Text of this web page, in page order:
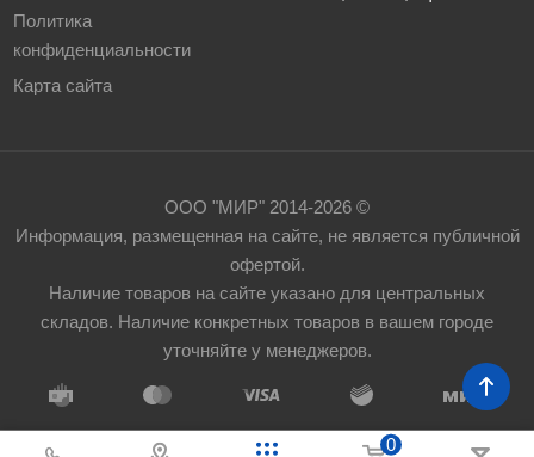
Политика
конфиденциальности
Карта сайта
ООО "МИР" 2014-2026 ©
Информация, размещенная на сайте, не является публичной
офертой.
Наличие товаров на сайте указано для центральных
складов. Наличие конкретных товаров в вашем городе
уточняйте у менеджеров.
0